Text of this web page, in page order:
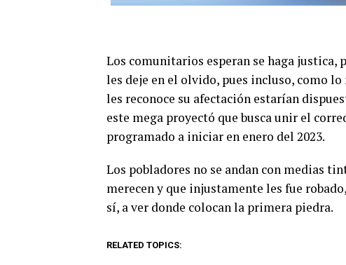
Los comunitarios esperan se haga justica,
les deje en el olvido, pues incluso, como
les reconoce su afectación estarían
este mega proyectó que busca unir el
programado a iniciar en enero del 2023.
Los pobladores no se andan con medias
merecen y que injustamente les fue
sí, a ver donde colocan la primera piedra.
RELATED TOPICS: